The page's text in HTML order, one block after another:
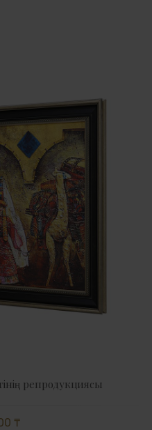
репродукциясы
₸